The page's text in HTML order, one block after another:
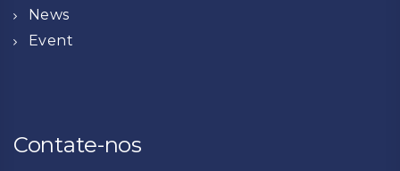
News
Event
Contate-nos